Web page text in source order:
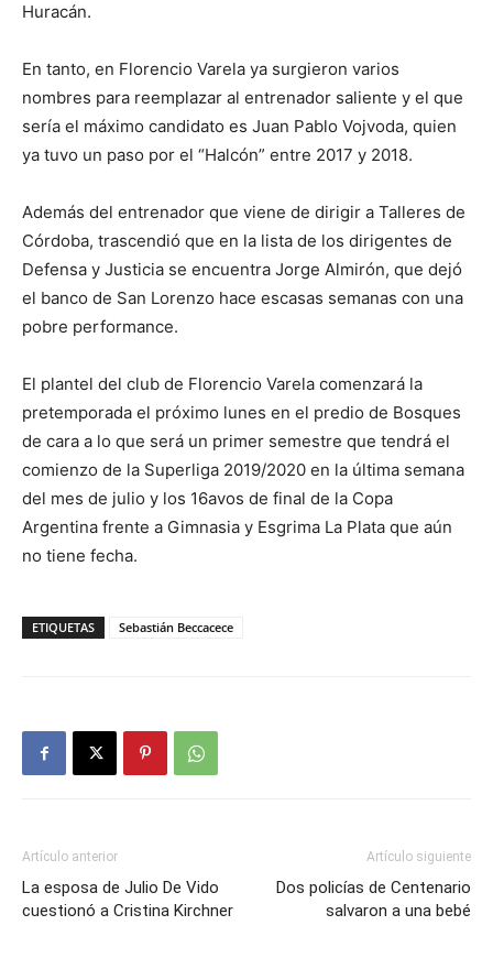
Huracán.
En tanto, en Florencio Varela ya surgieron varios
nombres para reemplazar al entrenador saliente y el que
sería el máximo candidato es Juan Pablo Vojvoda, quien
ya tuvo un paso por el “Halcón” entre 2017 y 2018.
Además del entrenador que viene de dirigir a Talleres de
Córdoba, trascendió que en la lista de los dirigentes de
Defensa y Justicia se encuentra Jorge Almirón, que dejó
el banco de San Lorenzo hace escasas semanas con una
pobre performance.
El plantel del club de Florencio Varela comenzará la
pretemporada el próximo lunes en el predio de Bosques
de cara a lo que será un primer semestre que tendrá el
comienzo de la Superliga 2019/2020 en la última semana
del mes de julio y los 16avos de final de la Copa
Argentina frente a Gimnasia y Esgrima La Plata que aún
no tiene fecha.
ETIQUETAS Sebastián Beccacece
Artículo anterior
La esposa de Julio De Vido
cuestionó a Cristina Kirchner
Artículo siguiente
Dos policías de Centenario
salvaron a una bebé